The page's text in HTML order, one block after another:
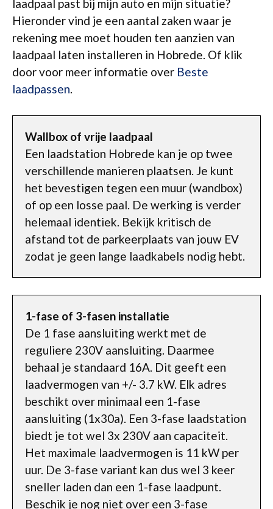
laadpaal past bij mijn auto en mijn situatie?
Hieronder vind je een aantal zaken waar je
rekening mee moet houden ten aanzien van
laadpaal laten installeren in Hobrede. Of klik
door voor meer informatie over Beste
laadpassen.
Wallbox of vrije laadpaal
Een laadstation Hobrede kan je op twee
verschillende manieren plaatsen. Je kunt
het bevestigen tegen een muur (wandbox)
of op een losse paal. De werking is verder
helemaal identiek. Bekijk kritisch de
afstand tot de parkeerplaats van jouw EV
zodat je geen lange laadkabels nodig hebt.
1-fase of 3-fasen installatie
De 1 fase aansluiting werkt met de
reguliere 230V aansluiting. Daarmee
behaal je standaard 16A. Dit geeft een
laadvermogen van +/- 3.7 kW. Elk adres
beschikt over minimaal een 1-fase
aansluiting (1x30a). Een 3-fase laadstation
biedt je tot wel 3x 230V aan capaciteit.
Het maximale laadvermogen is 11 kW per
uur. De 3-fase variant kan dus wel 3 keer
sneller laden dan een 1-fase laadpunt.
Beschik je nog niet over een 3-fase